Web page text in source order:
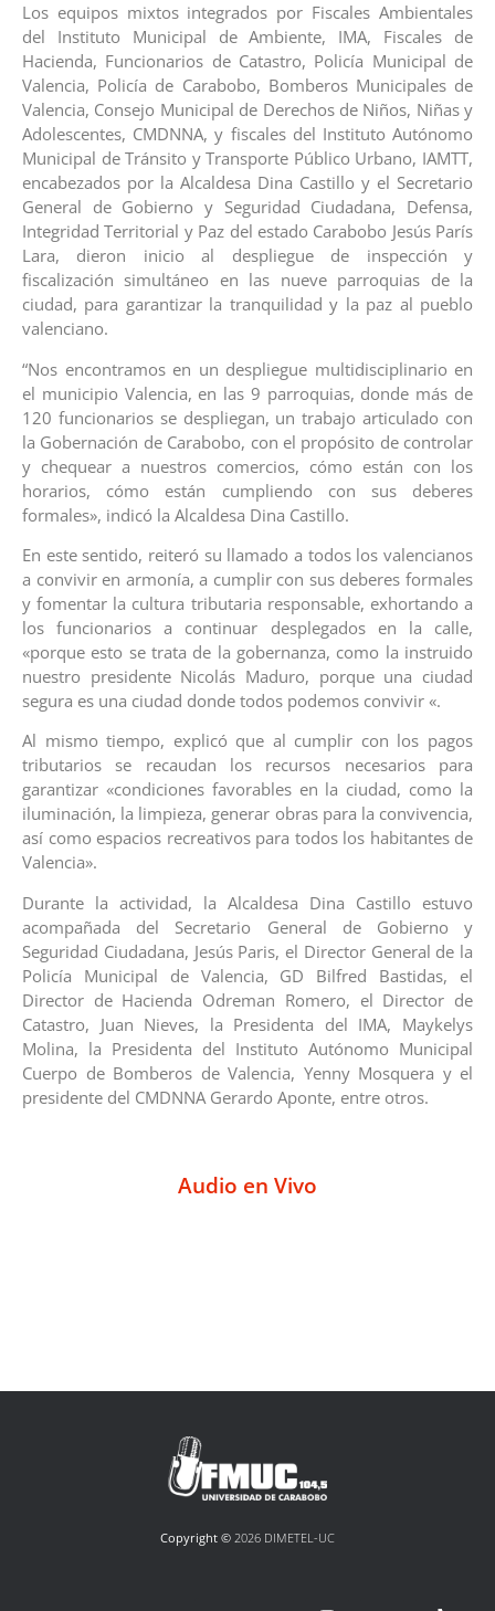
Los equipos mixtos integrados por Fiscales Ambientales
del Instituto Municipal de Ambiente, IMA, Fiscales de
Hacienda, Funcionarios de Catastro, Policía Municipal de
Valencia, Policía de Carabobo, Bomberos Municipales de
Valencia, Consejo Municipal de Derechos de Niños, Niñas y
Adolescentes, CMDNNA, y fiscales del Instituto Autónomo
Municipal de Tránsito y Transporte Público Urbano, IAMTT,
encabezados por la Alcaldesa Dina Castillo y el Secretario
General de Gobierno y Seguridad Ciudadana, Defensa,
Integridad Territorial y Paz del estado Carabobo Jesús París
Lara, dieron inicio al despliegue de inspección y
fiscalización simultáneo en las nueve parroquias de la
ciudad, para garantizar la tranquilidad y la paz al pueblo
valenciano.
“Nos encontramos en un despliegue multidisciplinario en
el municipio Valencia, en las 9 parroquias, donde más de
120 funcionarios se despliegan, un trabajo articulado con
la Gobernación de Carabobo, con el propósito de controlar
y chequear a nuestros comercios, cómo están con los
horarios, cómo están cumpliendo con sus deberes
formales», indicó la Alcaldesa Dina Castillo.
En este sentido, reiteró su llamado a todos los valencianos
a convivir en armonía, a cumplir con sus deberes formales
y fomentar la cultura tributaria responsable, exhortando a
los funcionarios a continuar desplegados en la calle,
«porque esto se trata de la gobernanza, como la instruido
nuestro presidente Nicolás Maduro, porque una ciudad
segura es una ciudad donde todos podemos convivir «.
Al mismo tiempo, explicó que al cumplir con los pagos
tributarios se recaudan los recursos necesarios para
garantizar «condiciones favorables en la ciudad, como la
iluminación, la limpieza, generar obras para la convivencia,
así como espacios recreativos para todos los habitantes de
Valencia».
Durante la actividad, la Alcaldesa Dina Castillo estuvo
acompañada del Secretario General de Gobierno y
Seguridad Ciudadana, Jesús Paris, el Director General de la
Policía Municipal de Valencia, GD Bilfred Bastidas, el
Director de Hacienda Odreman Romero, el Director de
Catastro, Juan Nieves, la Presidenta del IMA, Maykelys
Molina, la Presidenta del Instituto Autónomo Municipal
Cuerpo de Bomberos de Valencia, Yenny Mosquera y el
presidente del CMDNNA Gerardo Aponte, entre otros.
Audio en Vivo
Copyright © 2026 DIMETEL-UC